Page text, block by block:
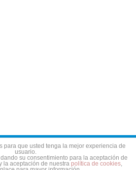
privacidad Política de cookies
para que usted tenga la mejor experiencia de
usuario.
su consentimiento para la aceptación de
la aceptación de nuestra política de cookies,